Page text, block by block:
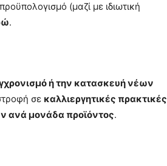
(μαζί με ιδιωτική
.
ή την κατασκευή νέων
σε καλλιεργητικές πρακτικές
ανά μονάδα προϊόντος.